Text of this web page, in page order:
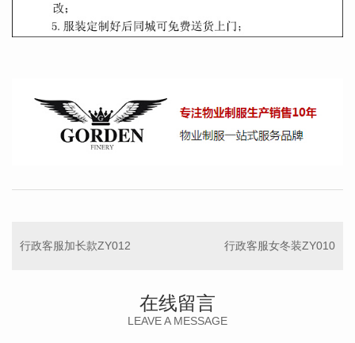
行政客服加长款ZY012 行政客服女冬装ZY010
在线留言
LEAVE A MESSAGE